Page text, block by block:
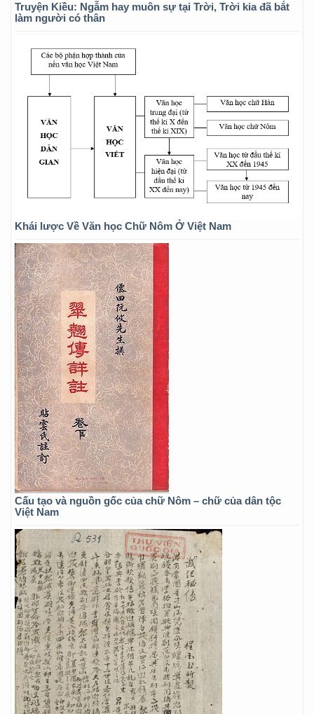
Truyện Kiều: Ngẫm hay muôn sự tại Trời, Trời kia đã bắt
làm người có thân
Khái lược Về Văn học Chữ Nôm Ở Việt Nam
Cấu tạo và nguồn gốc của chữ Nôm – chữ của dân tộc
Việt Nam